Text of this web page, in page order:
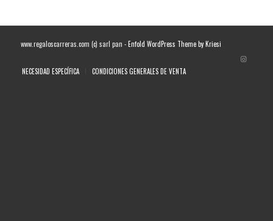
www.regaloscarreras.com (c) sarl pan -Enfold WordPress Theme by Kriesi
NECESIDAD ESPECÍFICA CONDICIONES GENERALES DE VENTA